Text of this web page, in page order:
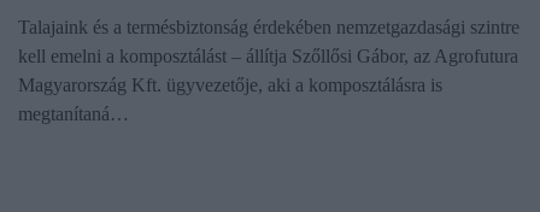
Talajaink és a termésbiztonság érdekében nemzetgazdasági szintre
kell emelni a komposztálást – állítja Szőllősi Gábor, az Agrofutura
Magyarország Kft. ügyvezetője, aki a komposztálásra is
megtanítaná…